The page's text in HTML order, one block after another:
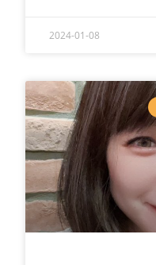
2024-01-08